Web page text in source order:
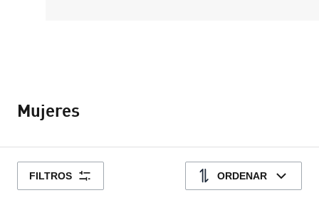
Mujeres
FILTROS ORDENAR